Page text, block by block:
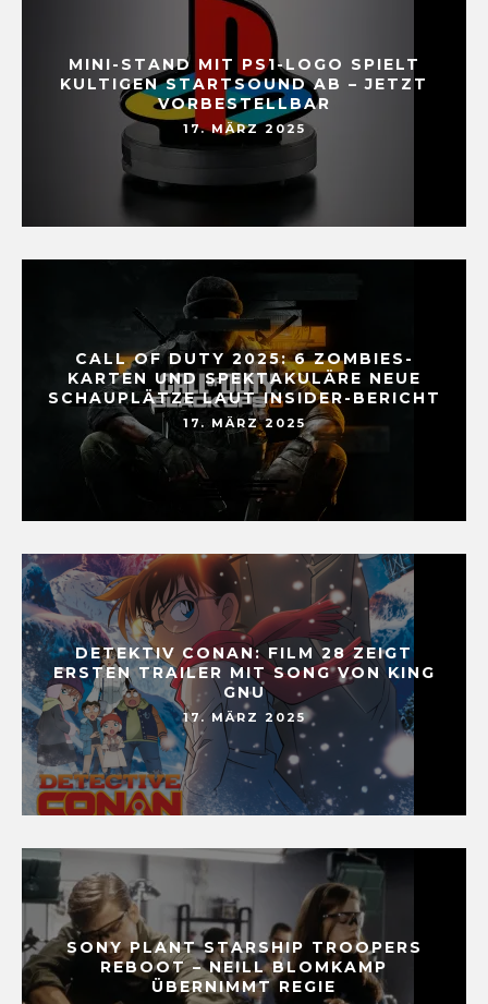
MINI-STAND MIT PS1-LOGO SPIELT
KULTIGEN STARTSOUND AB – JETZT
VORBESTELLBAR
17. MÄRZ 2025
CALL OF DUTY 2025: 6 ZOMBIES-
KARTEN UND SPEKTAKULÄRE NEUE
SCHAUPLÄTZE LAUT INSIDER-BERICHT
17. MÄRZ 2025
DETEKTIV CONAN: FILM 28 ZEIGT
ERSTEN TRAILER MIT SONG VON KING
GNU
17. MÄRZ 2025
SONY PLANT STARSHIP TROOPERS
REBOOT – NEILL BLOMKAMP
ÜBERNIMMT REGIE